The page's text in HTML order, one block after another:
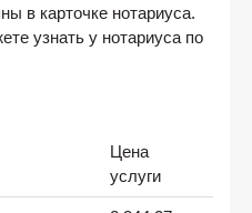
в карточке нотариуса.
узнать у нотариуса по
Цена
услуги